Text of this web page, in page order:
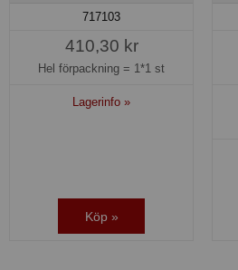
717103
410,30 kr
Hel förpackning = 1*1 st
Lagerinfo »
Köp »